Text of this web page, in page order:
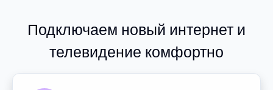
Подключаем новый интернет и
телевидение комфортно